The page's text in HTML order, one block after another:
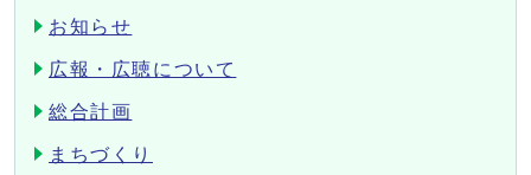
お知らせ
広報・広聴について
総合計画
まちづくり